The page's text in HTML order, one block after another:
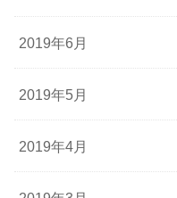
2019年6月
2019年5月
2019年4月